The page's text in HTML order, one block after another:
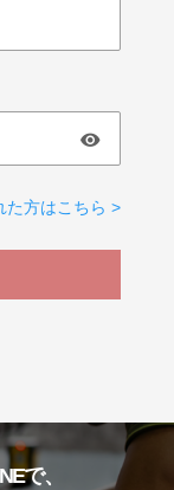
た方はこちら >
で、